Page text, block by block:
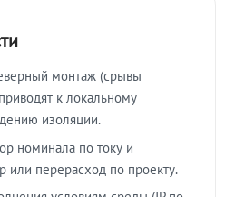
монтаж (срывы
к локальному
изоляции.
номинала по току и
или перерасход по проекту.